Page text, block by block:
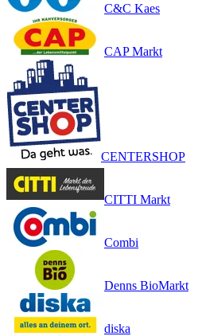
C&C Kaes
CAP Markt
CENTERSHOP
CITTI Markt
Combi
Denns BioMarkt
diska